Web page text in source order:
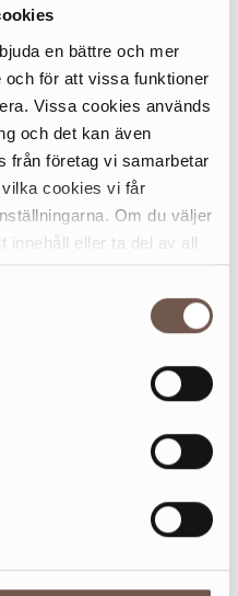
en bättre och mer
och för att vissa funktioner
Vissa cookies används
och det kan även
från företag vi samarbetar
cookies vi får
Om du väljer
innehåll eller ta del av all